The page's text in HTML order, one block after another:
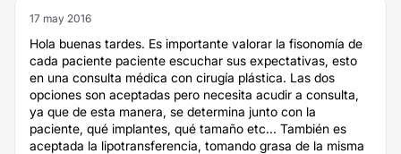
17 may 2016
Hola buenas tardes. Es importante valorar la fisonomía de
cada paciente paciente escuchar sus expectativas, esto
en una consulta médica con cirugía plástica. Las dos
opciones son aceptadas pero necesita acudir a consulta,
ya que de esta manera, se determina junto con la
paciente, qué implantes, qué tamaño etc... También es
aceptada la lipotransferencia, tomando grasa de la misma